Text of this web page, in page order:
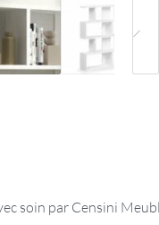
soin par Censini